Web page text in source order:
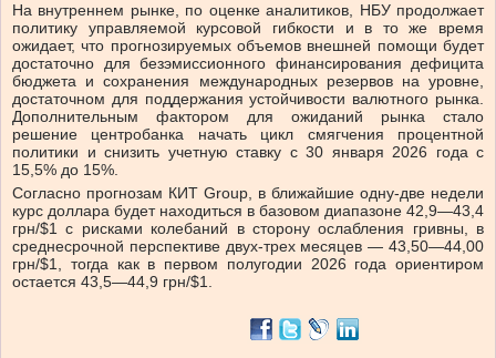
На внутреннем рынке, по оценке аналитиков, НБУ продолжает
политику управляемой курсовой гибкости и в то же время
ожидает, что прогнозируемых объемов внешней помощи будет
достаточно для безэмиссионного финансирования дефицита
бюджета и сохранения международных резервов на уровне,
достаточном для поддержания устойчивости валютного рынка.
Дополнительным фактором для ожиданий рынка стало
решение центробанка начать цикл смягчения процентной
политики и снизить учетную ставку с 30 января 2026 года с
15,5% до 15%.
Согласно прогнозам КИТ Group, в ближайшие одну-две недели
курс доллара будет находиться в базовом диапазоне 42,9—43,4
грн/$1 с рисками колебаний в сторону ослабления гривны, в
среднесрочной перспективе двух-трех месяцев — 43,50—44,00
грн/$1, тогда как в первом полугодии 2026 года ориентиром
остается 43,5—44,9 грн/$1.